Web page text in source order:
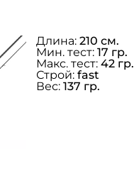
Длина: 210 см.
Мин. тест: 17 гр.
Макс. тест: 42 гр.
Строй: fast
Вес: 137 гр.